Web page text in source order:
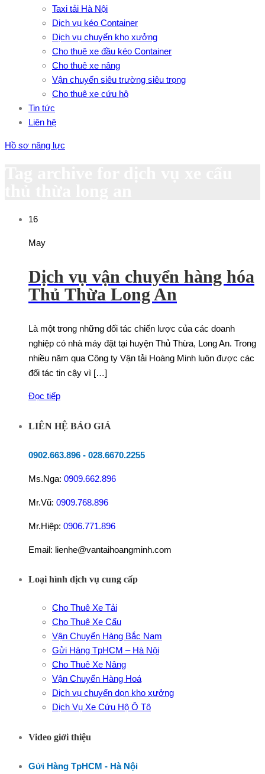
Taxi tải Hà Nội
Dịch vụ kéo Container
Dịch vụ chuyển kho xưởng
Cho thuê xe đầu kéo Container
Cho thuê xe nâng
Vận chuyển siêu trường siêu trọng
Cho thuê xe cứu hộ
Tin tức
Liên hệ
Hồ sơ năng lực
16
May
Dịch vụ vận chuyển hàng hóa
Thủ Thừa Long An
Là một trong những đối tác chiến lược của các doanh
nghiệp có nhà máy đặt tại huyện Thủ Thừa, Long An. Trong
nhiều năm qua Công ty Vận tải Hoàng Minh luôn được các
đối tác tin cậy vì […]
Đọc tiếp
LIÊN HỆ BÁO GIÁ
0902.663.896 - 028.6670.2255
Ms.Nga: 0909.662.896
Mr.Vũ: 0909.768.896
Mr.Hiệp: 0906.771.896
Email: lienhe@vantaihoangminh.com
Loại hình dịch vụ cung cấp
Cho Thuê Xe Tải
Cho Thuê Xe Cẩu
Vận Chuyển Hàng Bắc Nam
Gửi Hàng TpHCM – Hà Nội
Cho Thuê Xe Nâng
Vận Chuyển Hàng Hoá
Dịch vụ chuyển dọn kho xưởng
Dịch Vụ Xe Cứu Hộ Ô Tô
Video giới thiệu
Gửi Hàng TpHCM - Hà Nội